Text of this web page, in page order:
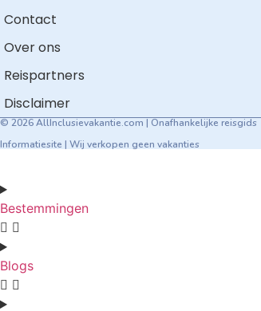
Contact
Over ons
Reispartners
Disclaimer
© 2026 AllInclusievakantie.com | Onafhankelijke reisgids
Informatiesite | Wij verkopen geen vakanties
Bestemmingen
Blogs